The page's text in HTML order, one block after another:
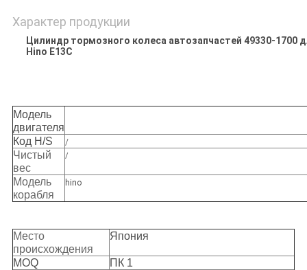
Характер продукции
Цилиндр тормозного колеса автозапчастей 49330-1700
Hino E13C
Модель
двигателя
Код H/S
/
Чистый
вес
/
Модель
корабля
hino
Место
происхождения
Япония
MOQ
ПК 1